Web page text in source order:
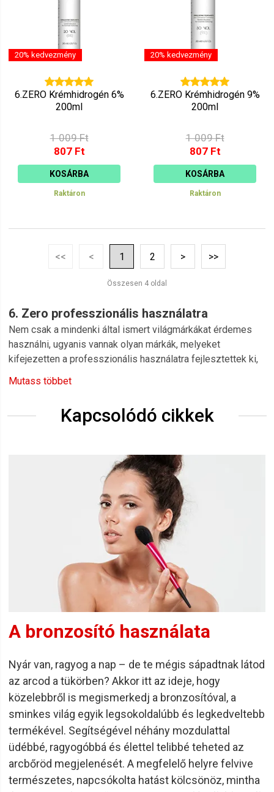
20% kedvezmény
6.ZERO Krémhidrogén 6%
200ml
1 009 Ft
807 Ft
KOSÁRBA
Raktáron
20% kedvezmény
6.ZERO Krémhidrogén 9%
200ml
1 009 Ft
807 Ft
KOSÁRBA
Raktáron
<< < 1 2 > >>
Összesen 4 oldal
6. Zero professzionális használatra
Nem csak a mindenki által ismert világmárkákat érdemes
használni, ugyanis vannak olyan márkák, melyeket
kifejezetten a professzionális használatra fejlesztettek ki,
Ráadásul a 6.ZERO több szempontból is jó választás. Ha
vendégeid haján, akkor érdemes megismerni a 6.ZERO
A 6.ZERO termékek kifejlesztői abban a szellemben
tevékenykednek, hogy a természetes összetevőket
tartalmazó kozmetikumoknak mindenki számára
elérhetőnek kell lenni. Mindezt úgy, hogy ezek a
kozmetikumok a Földet sem terhelik meg.
A 6.ZERO termékek kiváló, természetes összetevőket
tartalmazó termékek
, amelyek átgondolt csomagolásban
kaphatók a hulladék minimalizálás érdekében. Ha 6.ZERO
termékeket használsz, akkor biztos lehetsz benne, hogy
nem csak vendéged hajának, hanem a környezetnek is jót
teszel. Manapság már nem csupán az a fontos egy
kozmetikum kapcsán, hogy az adott termék hatásos legyen,
tartalmazzon, illetve ne legyen ártalmas a környezetre
nézve. A 6.ZERO termékei esetében mindez adott. A
6.ZERO esetében a kompromisszumra kell 6.ZERO-t
mondanod, a csodás hajra és a szépségre,
környezetvédelemre nem.
A 6.ZERO termékfejlesztői abban hisznek, hogy a
természetben minden megtalálható, amire a bőrápoláshoz
Mutass többet
Kapcsolódó cikkek
A bronzosító használata
Nyár van, ragyog a nap – de te mégis sápadtnak látod
az arcod a tükörben? Akkor itt az ideje, hogy
közelebbről is megismerkedj a bronzosítóval, a
sminkes világ egyik legsokoldalúbb és legkedveltebb
termékével. Segítségével néhány mozdulattal
üdébbé, ragyogóbbá és élettel telibbé teheted az
arcbőröd megjelenését. A megfelelő helyre felvive
természetes, napcsókolta hatást kölcsönöz, mintha